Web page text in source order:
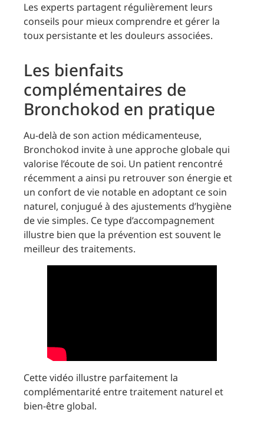
Les experts partagent régulièrement leurs
conseils pour mieux comprendre et gérer la
toux persistante et les douleurs associées.
Les bienfaits
complémentaires de
Bronchokod en pratique
Au-delà de son action médicamenteuse,
Bronchokod invite à une approche globale qui
valorise l’écoute de soi. Un patient rencontré
récemment a ainsi pu retrouver son énergie et
un confort de vie notable en adoptant ce soin
naturel, conjugué à des ajustements d’hygiène
de vie simples. Ce type d’accompagnement
illustre bien que la prévention est souvent le
meilleur des traitements.
Cette vidéo illustre parfaitement la
complémentarité entre traitement naturel et
bien-être global.